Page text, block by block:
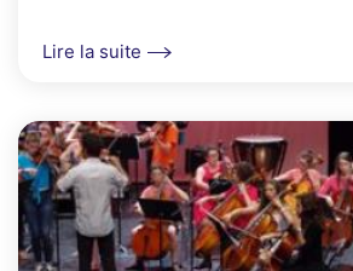
Lire la suite